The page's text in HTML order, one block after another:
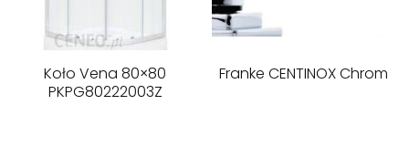
Koło Vena 80×80
PKPG80222003Z
Franke CENTINOX Chrom